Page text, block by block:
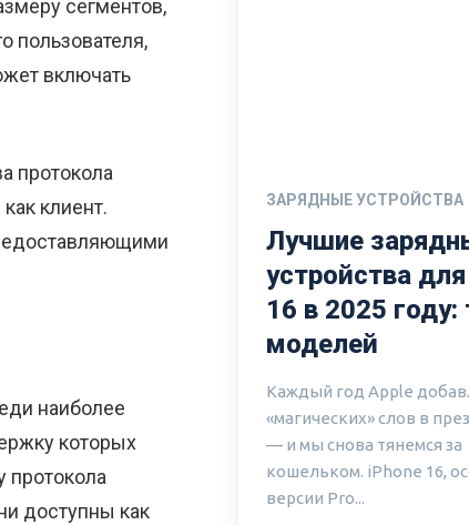
сегментов,
пользователя,
включать
протокола
клиент.
наиболее
которых
протокола
доступны как
ЗАРЯДНЫЕ УСТРОЙСТВА
Лучшие
устройства
16 в 2025 году:
моделей
Каждый год Apple
«магических» слов в
— и мы снова тянемся за
кошельком. iPhone 16,
версии Pro...